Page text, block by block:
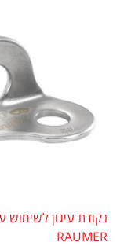
RAUMER